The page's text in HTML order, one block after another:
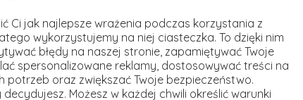
właścicielem firmy i chcesz
zmiany? Szukasz szkolenia,
Powiązany
Ci jak najlepsze wrażenia podczas korzystania z
wykorzystujemy na niej ciasteczka. To dzięki nim
błędy na naszej stronie, zapamiętywać Twoje
spersonalizowane reklamy, dostosowywać treści na
potrzeb oraz zwiększać Twoje bezpieczeństwo.
decydujesz. Możesz w każdej chwili określić warunki